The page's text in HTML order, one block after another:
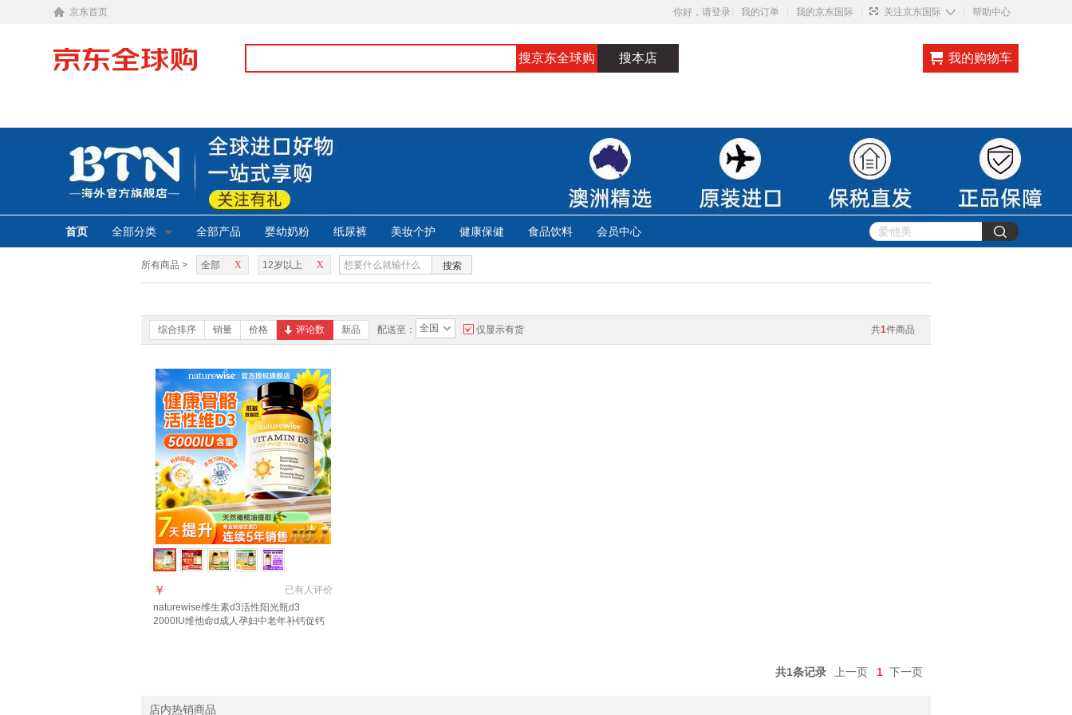
京东首页 你好，请登录 我的订单 我的京东国际 关注京东国际 ◇ 帮助中心
搜京东全球购 搜本店 我的购物车
首页 全部分类 全部产品 婴幼奶粉 纸尿裤 美妆个护 健康保健 食品饮料 会员中心
所有商品 > X
全部 X
12岁以上 搜索
共1件商品
综合排序 销量 价格 评论数 新品 配送至： 全国 仅显示有货
已有人评价
￥
naturewise维生素d3活性阳光瓶d3
2000IU维他命d成人孕妇中老年补钙促钙
共1条记录 上一页 1 下一页
店内热销商品